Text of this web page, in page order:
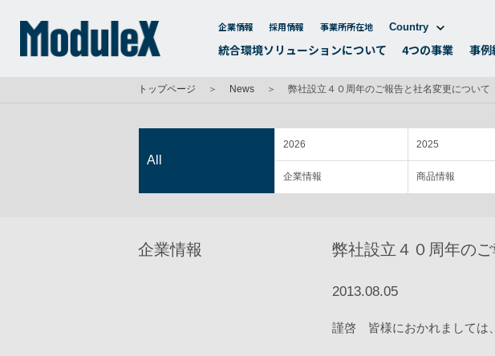
統合環境ソリューションについて 4つの事業 事例
企業情報 採用情報 事業所所在地 Country
トップページ ＞ News ＞ 弊社設立４０周年のご報告と社名変更について
All
2026 2025
企業情報 商品情報
企業情報 弊社設立４０周年の
2013.08.05
謹啓 皆様におかれましては